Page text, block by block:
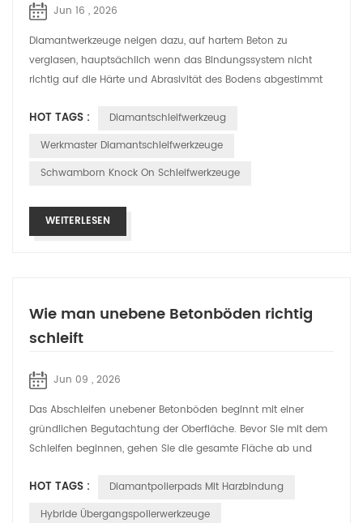
Jun 16 , 2026
Diamantwerkzeuge neigen dazu, auf hartem Beton zu
verglasen, hauptsächlich wenn das Bindungssystem nicht
richtig auf die Härte und Abrasivität des Bodens abgestimmt
HOT TAGS :
Diamantschleifwerkzeug
Werkmaster Diamantschleifwerkzeuge
Schwamborn Knock On Schleifwerkzeuge
WEITERLESEN
Wie man unebene Betonböden richtig
schleift
Jun 09 , 2026
Das Abschleifen unebener Betonböden beginnt mit einer
gründlichen Begutachtung der Oberfläche. Bevor Sie mit dem
Schleifen beginnen, gehen Sie die gesamte Fläche ab und
HOT TAGS :
Diamantpolierpads Mit Harzbindung
Hybride Übergangspolierwerkzeuge